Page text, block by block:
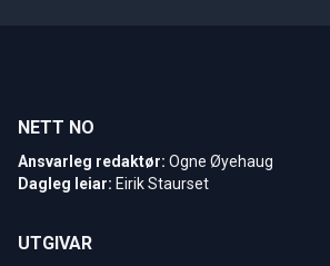
NETT NO
Ansvarleg redaktør: Ogne Øyehaug
Dagleg leiar: Eirik Staurset
UTGIVAR